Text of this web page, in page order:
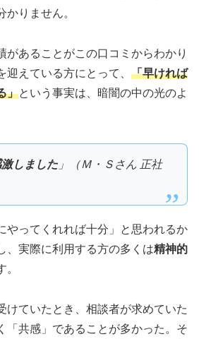
かりません。
があることがこの口コミからわかり
迎えている方にとって、 「早ければ
」という事実は、暗闇の中の光のよ
しました 」（Ｍ・Ｓさん 正社
やってくれれば十分」と思われるか
、実際に利用する方の多くは精神的
。
けていたとき、相談者が求めていた
「共感」であることが多かった。そ